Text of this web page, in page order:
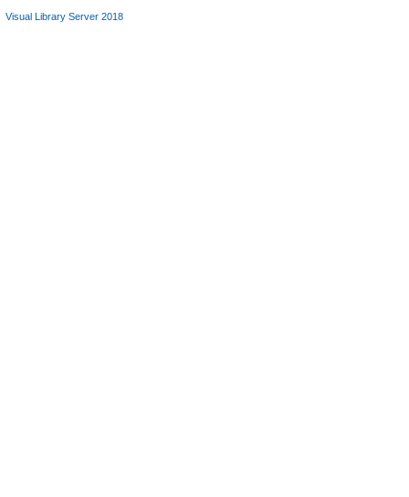
Visual Library Server 2018